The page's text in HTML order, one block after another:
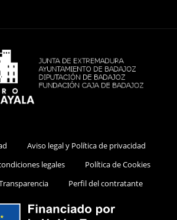
Aviso legal y Política de privacidad
legales
Política de Cookies
Perfil del contratante